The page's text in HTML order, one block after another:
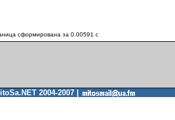
сформирована за 0.00591 c
2004-2007 |